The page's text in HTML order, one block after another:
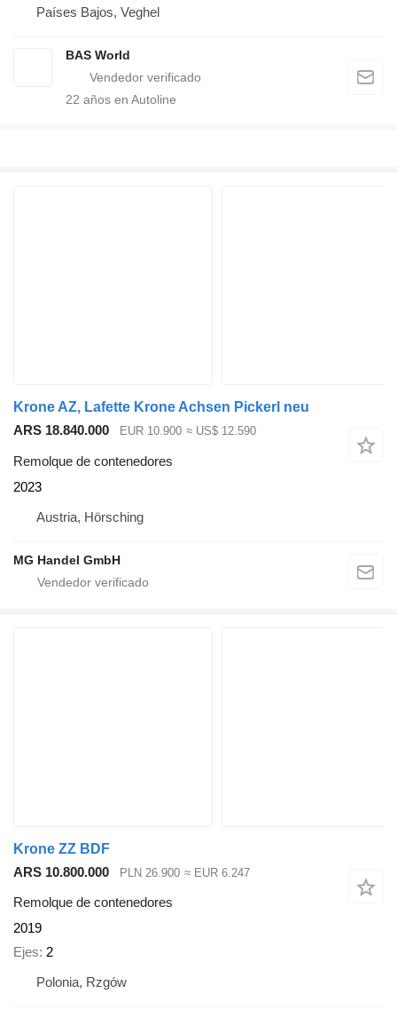
Países Bajos, Veghel
BAS World
22 años en Autoline
Krone AZ, Lafette Krone Achsen Pickerl neu
ARS 18.840.000
EUR 10.900 ≈ US$ 12.590
Remolque de contenedores
2023
Austria, Hörsching
MG Handel GmbH
Krone ZZ BDF
ARS 10.800.000
PLN 26.900 ≈ EUR 6.247
Remolque de contenedores
2019
Ejes 2
Polonia, Rzgów